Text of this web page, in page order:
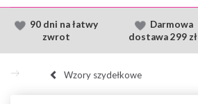
90 dni na łatwy
zwrot
Darmowa
dostawa299 zł
Wzory szydełkowe